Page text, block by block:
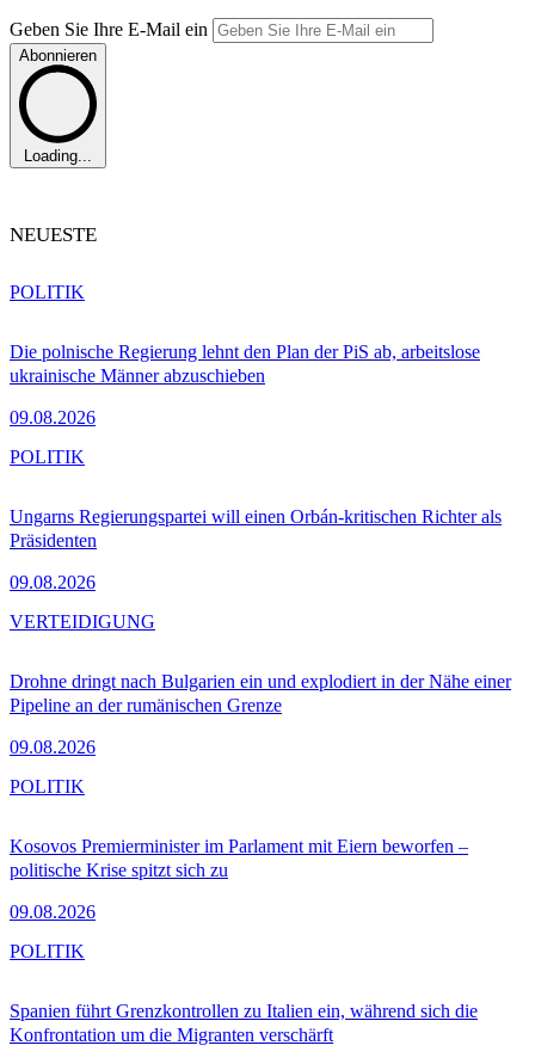
Geben Sie Ihre E-Mail ein
Abonnieren
Loading...
NEUESTE
Die polnische Regierung lehnt den Plan der PiS ab, arbeitslose
ukrainische Männer abzuschieben
09.08.2026
POLITIK
Ungarns Regierungspartei will einen Orbán-kritischen Richter als
Präsidenten
09.08.2026
POLITIK
Drohne dringt nach Bulgarien ein und explodiert in der Nähe einer
Pipeline an der rumänischen Grenze
09.08.2026
VERTEIDIGUNG
Kosovos Premierminister im Parlament mit Eiern beworfen –
politische Krise spitzt sich zu
09.08.2026
POLITIK
Spanien führt Grenzkontrollen zu Italien ein, während sich die
Konfrontation um die Migranten verschärft
POLITIK